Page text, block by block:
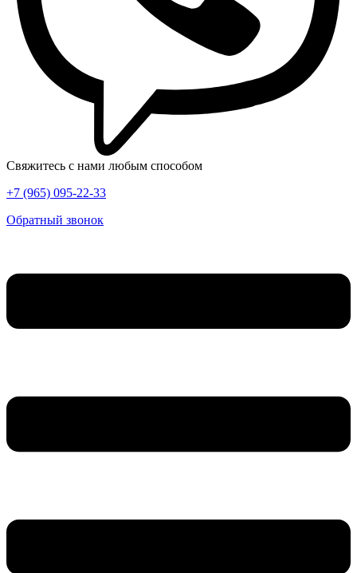
Свяжитесь с нами любым способом
+7 (965) 095-22-33
Обратный звонок